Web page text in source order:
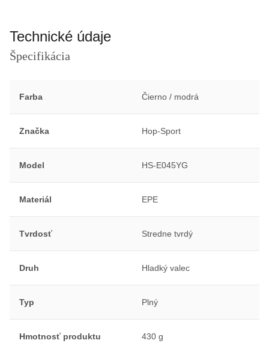
Technické údaje
Špecifikácia
Farba Čierno / modrá
Značka Hop-Sport
Model HS-E045YG
Materiál EPE
Tvrdosť Stredne tvrdý
Druh Hladký valec
Typ Plný
Hmotnosť produktu 430 g